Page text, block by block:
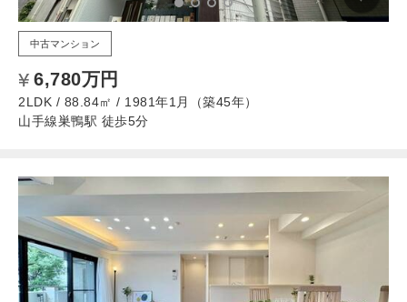
中古マンション
6,780万円
2LDK / 88.84㎡ / 1981年1月（築45年）
山手線巣鴨駅 徒歩5分